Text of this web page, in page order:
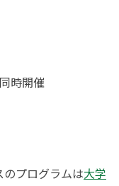
時開催
プログラムは大学